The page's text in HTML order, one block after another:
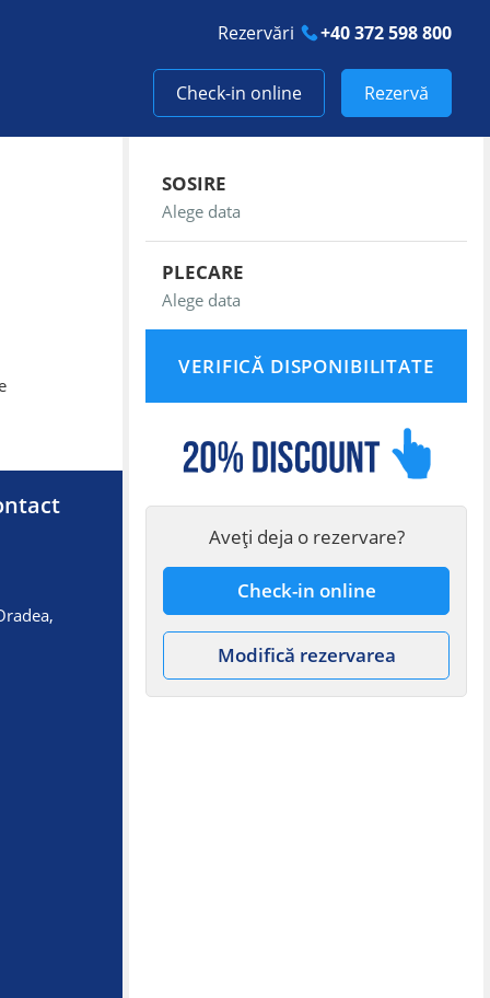
Rezervări +40 372 598 800
Check-in online Rezervă
SOSIRE
PLECARE
Aveți deja o rezervare?
Check-in online
Modifică rezervarea